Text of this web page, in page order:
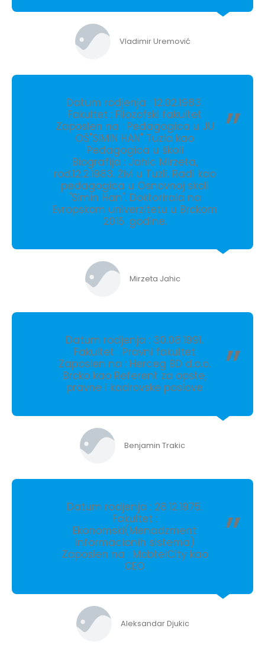
Vladimir Uremović
Datum rodjenja : 12.02.1983.
Fakultet : Filozofski fakultet
Zaposlen na : Pedagogica u JU
OŠ"SIMIN HAN" Tuzla kao
Pedagogica u školi
Biografija : Jahic Mirzeta,
rođ.12.2.1983. Živi u Tuzli. Radi kao
pedagogica u Osnovnoj skoli
"Simin Han". Doktorirala na
Evropskom univerzitetu u Brckom
2015. godine.
Mirzeta Jahic
Datum rodjenja : 30.08.1991.
Fakultet : Pravni fakultet
Zaposlen na : Herceg BD d.o.o.
Brcko kao Referent za opste,
pravne i kadrovske poslove
Benjamin Trakic
Datum rodjenja : 28.12.1975.
Fakultet :
Ekonomski(Menadzment
informacionih sistema)
Zaposlen na : MobtelCity kao
CEO
Aleksandar Djukic